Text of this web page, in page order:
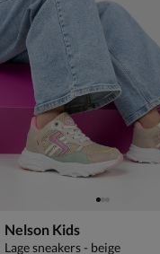
Nelson Kids
Lage sneakers - beige